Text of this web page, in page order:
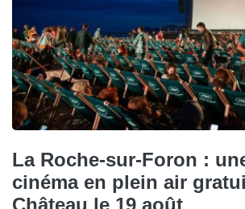
La Roche-sur-Foron :
cinéma en plein air
Château le 19 août